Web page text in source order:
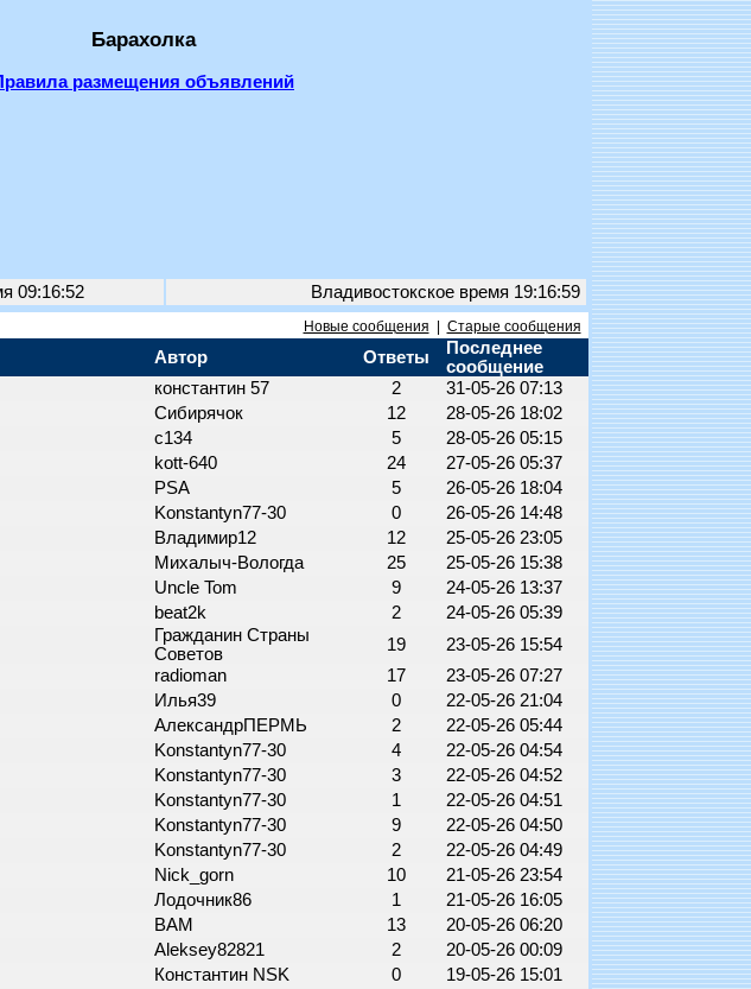
Барахолка
размещения объявлений
09:16:52 Владивостокское время 19:16:59
Новые сообщения Старые сообщения
Автор Ответы
Последнее
сообщение
константин 57 2
31-05-26 07:13
Сибирячок 12
28-05-26 18:02
с134 5
28-05-26 05:15
kott-640 24
27-05-26 05:37
PSA 5
26-05-26 18:04
Konstantyn77-30 0
26-05-26 14:48
Владимир12 12
25-05-26 23:05
Михалыч-Вологда 25
25-05-26 15:38
Uncle Tom 9
24-05-26 13:37
beat2k 2
24-05-26 05:39
Гражданин Страны
Советов
19
23-05-26 15:54
radioman 17
23-05-26 07:27
Илья39 0
22-05-26 21:04
АлександрПЕРМЬ 2
22-05-26 05:44
Konstantyn77-30 4
22-05-26 04:54
Konstantyn77-30 3
22-05-26 04:52
Konstantyn77-30 1
22-05-26 04:51
Konstantyn77-30 9
22-05-26 04:50
Konstantyn77-30 2
22-05-26 04:49
Nick_gorn 10
21-05-26 23:54
Лодочник86 1
21-05-26 16:05
BAM 13
20-05-26 06:20
Aleksey82821 2
20-05-26 00:09
Константин NSK 0
19-05-26 15:01